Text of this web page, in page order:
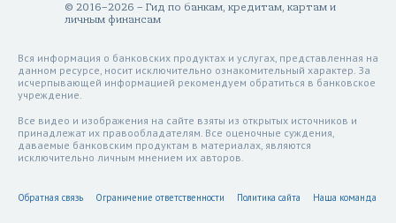
© 2016–2026 – Гид по банкам, кредитам, картам и
личным финансам
Вся информация о банковских продуктах и услугах, представленная на
данном ресурсе, носит исключительно ознакомительный характер. За
исчерпывающей информацией рекомендуем обратиться в банковское
учреждение.
Все видео и изображения на сайте взяты из открытых источников и
принадлежат их правообладателям. Все оценочные суждения,
даваемые банковским продуктам в материалах, являются
исключительно личным мнением их авторов.
Обратная связь Ограничение ответственности Политика сайта Наша команда